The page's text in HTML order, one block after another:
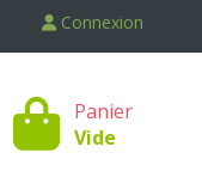
Connexion
Panier
Vide